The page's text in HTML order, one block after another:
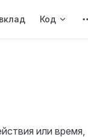
Код
или время,